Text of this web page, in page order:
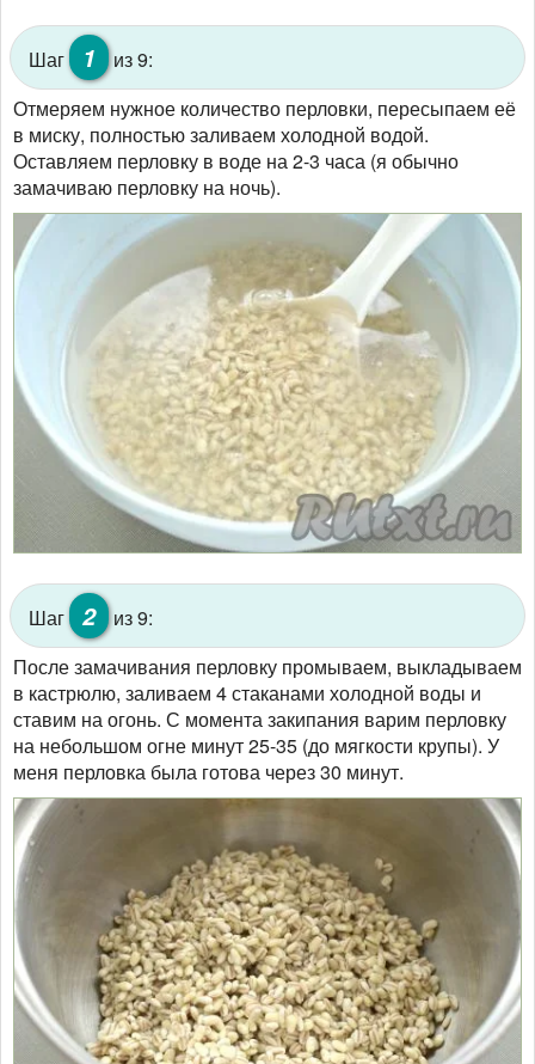
Шаг 1
из 9:
Отмеряем нужное количество перловки, пересыпаем её
в миску, полностью заливаем холодной водой.
Оставляем перловку в воде на 2-3 часа (я обычно
замачиваю перловку на ночь).
Шаг 2
из 9:
После замачивания перловку промываем, выкладываем
в кастрюлю, заливаем 4 стаканами холодной воды и
ставим на огонь. С момента закипания варим перловку
на небольшом огне минут 25-35 (до мягкости крупы). У
меня перловка была готова через 30 минут.